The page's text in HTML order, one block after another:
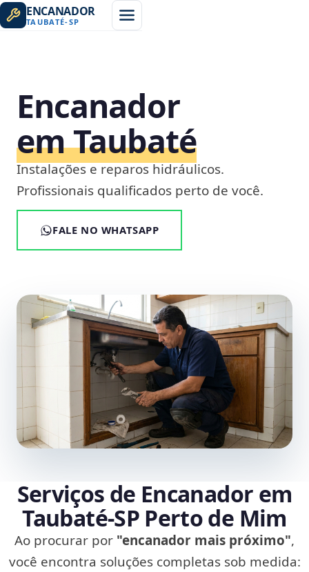
ENCANADOR
TAUBATÉ-SP
Encanador
em Taubaté
Instalações e reparos hidráulicos.
Profissionais qualificados perto de você.
FALE NO WHATSAPP
Serviços de Encanador em
Taubaté‑SP Perto de Mim
Ao procurar por "encanador mais próximo",
você encontra soluções completas sob medida: